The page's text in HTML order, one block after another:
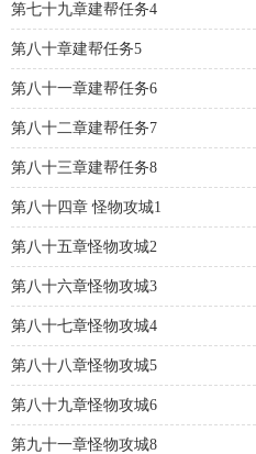
第七十九章建帮任务4
第八十章建帮任务5
第八十一章建帮任务6
第八十二章建帮任务7
第八十三章建帮任务8
第八十四章 怪物攻城1
第八十五章怪物攻城2
第八十六章怪物攻城3
第八十七章怪物攻城4
第八十八章怪物攻城5
第八十九章怪物攻城6
第九十一章怪物攻城8